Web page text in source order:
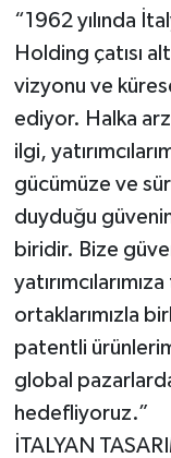
“1962 yılında
Holding çatısı
vizyonu ve
ediyor. Halka
ilgi,
gücümüze ve
duyduğu
biridir. Bize
ortaklarımızla
patentli
global
hedefliyoruz.”
İTALYAN